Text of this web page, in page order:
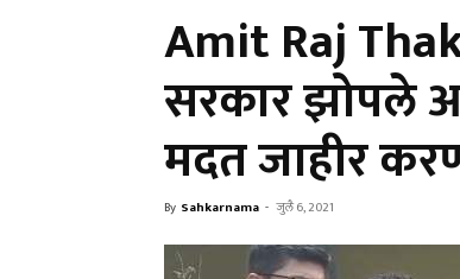
Amit Raj
सरकार झोपले
मदत जाहीर
By Sahkarnama - जुलै 6, 2021